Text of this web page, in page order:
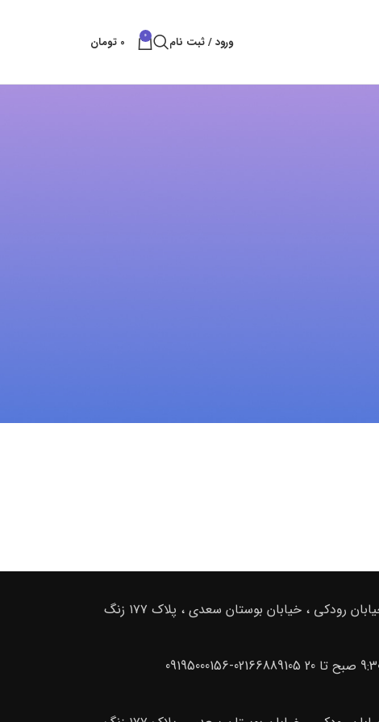
ورود / ثبت نام 0
0 تومان
ادرس دفتر فروش : تهران . خیابان امام خمینی ، خیابان رودکی ، خیابان بوستان سعدی ، پلاک ۱۷۷ زنگ